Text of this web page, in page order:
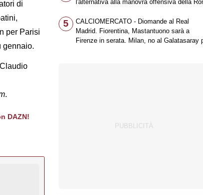
di
per Parisi
gennaio.
.
DAZN!
l'alternativa alla manovra offensiva della
5
CALCIOMERCATO - Diomande al Real
Madrid. Fiorentina, Mastantuono sarà a
Firenze in serata. Milan, no al Galatasaray